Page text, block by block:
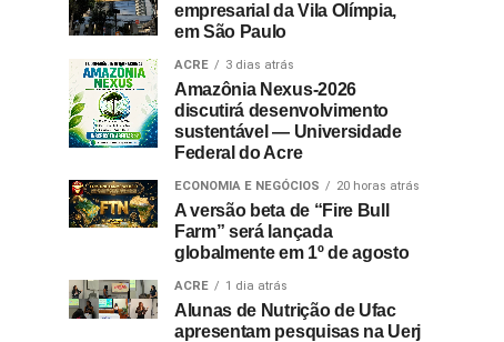
empresarial da Vila Olímpia,
em São Paulo
ACRE 3 dias atrás
Amazônia Nexus-2026
discutirá desenvolvimento
sustentável — Universidade
Federal do Acre
ECONOMIA E NEGÓCIOS 20 horas atrás
A versão beta de “Fire Bull
Farm” será lançada
globalmente em 1º de agosto
ACRE 1 dia atrás
Alunas de Nutrição de Ufac
apresentam pesquisas na Uerj